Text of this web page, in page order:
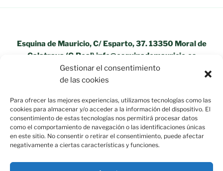
Gestionar el consentimiento
de las cookies
Para ofrecer las mejores experiencias, utilizamos tecnologías como las
cookies para almacenar y/o acceder a la información del dispositivo. El
consentimiento de estas tecnologías nos permitirá procesar datos
como el comportamiento de navegación o las identificaciones únicas
en este sitio. No consentir o retirar el consentimiento, puede afectar
negativamente a ciertas características y funciones.
Esquina de Mauricio, C/ Esparto, 37. 13350 Moral de
Calatrava (C.Real) info@esquinademauricio.es
«Aviso Legal»